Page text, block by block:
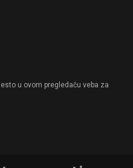
u ovom pregledaču veba za